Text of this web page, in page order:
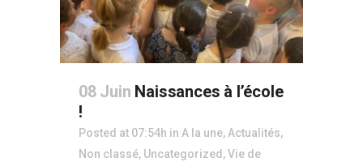
08 Juin Naissances à l’école
!
Posted at 07:54h in A la une, Actualités,
Non classé, Uncategorized ,Vie de